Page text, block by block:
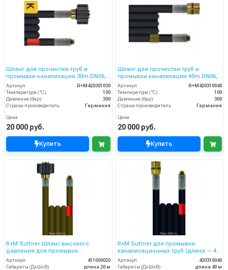
Шланг для прочистки труб и
промывки канализации 30m DN06,
300bar
Артикул
R+M420301030
Температура (°C)
100
Давление (бар)
300
Страна-производитель
Германия
Цена
20 000 руб.
Купить
Шланг для прочистки труб и
промывки канализации 40m DN06,
300bar
Артикул
R+M420310040
Температура (°C)
100
Давление (бар)
300
Страна-производитель
Германия
Цена
20 000 руб.
Купить
R+M Suttner Шланг высокого
давления для промывки
канализационных труб 20 м
Артикул
411000020
Габариты (ДхШхВ)
длина 20 м
R+M Suttner для промывки
канализационных труб (длина — 40
м, диаметр 6 мм)
Артикул
420310040
Габариты (ДхШхВ)
длина 40 м